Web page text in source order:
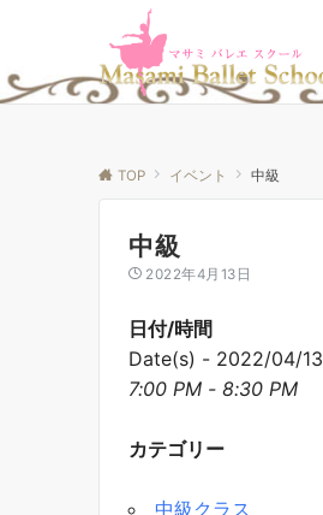
TOP イベント 中級
中級
2022年4月13日
日付/時間
Date(s) - 2022/04/13
7:00 PM - 8:30 PM
カテゴリー
中級クラス